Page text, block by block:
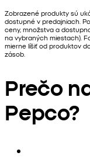
Zobrazené produkty sú
dostupné v predajniach.
ceny, množstva a
na vybraných miestach).
mierne líšiť od produktov
zásob.
Prečo
Pepco?